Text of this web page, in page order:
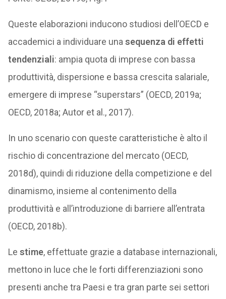
Queste elaborazioni inducono studiosi dell’OECD e
accademici a individuare una sequenza di effetti
tendenziali: ampia quota di imprese con bassa
produttività, dispersione e bassa crescita salariale,
emergere di imprese “superstars” (OECD, 2019a;
OECD, 2018a; Autor et al., 2017).
In uno scenario con queste caratteristiche è alto il
rischio di concentrazione del mercato (OECD,
2018d), quindi di riduzione della competizione e del
dinamismo, insieme al contenimento della
produttività e all’introduzione di barriere all’entrata
(OECD, 2018b).
Le stime, effettuate grazie a database internazionali,
mettono in luce che le forti differenziazioni sono
presenti anche tra Paesi e tra gran parte sei settori